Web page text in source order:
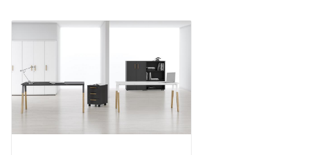
долговечные опоры регулируются по высоте, что придаст
шкафу устойчивость на неровном полу.